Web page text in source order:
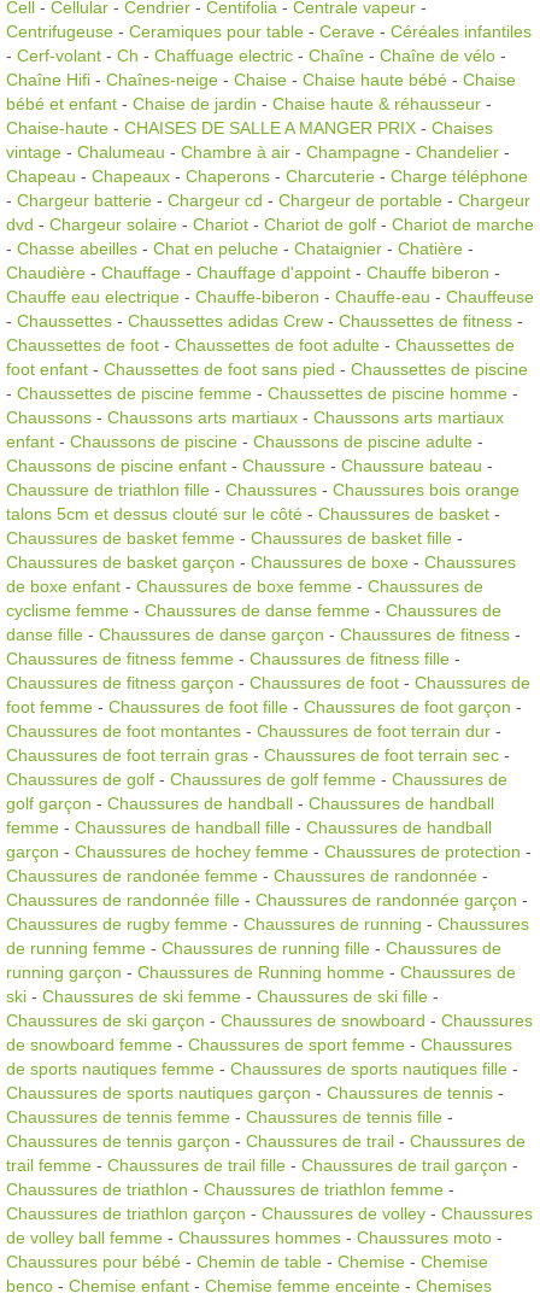
Cell - Cellular - Cendrier - Centifolia - Centrale vapeur -
Centrifugeuse - Ceramiques pour table - Cerave - Céréales infantiles
- Cerf-volant - Ch - Chaffuage electric - Chaîne - Chaîne de vélo -
Chaîne Hifi - Chaînes-neige - Chaise - Chaise haute bébé - Chaise
bébé et enfant - Chaise de jardin - Chaise haute & réhausseur -
Chaise-haute - CHAISES DE SALLE A MANGER PRIX - Chaises
vintage - Chalumeau - Chambre à air - Champagne - Chandelier -
Chapeau - Chapeaux - Chaperons - Charcuterie - Charge téléphone
- Chargeur batterie - Chargeur cd - Chargeur de portable - Chargeur
dvd - Chargeur solaire - Chariot - Chariot de golf - Chariot de marche
- Chasse abeilles - Chat en peluche - Chataignier - Chatière -
Chaudière - Chauffage - Chauffage d'appoint - Chauffe biberon -
Chauffe eau electrique - Chauffe-biberon - Chauffe-eau - Chauffeuse
- Chaussettes - Chaussettes adidas Crew - Chaussettes de fitness -
Chaussettes de foot - Chaussettes de foot adulte - Chaussettes de
foot enfant - Chaussettes de foot sans pied - Chaussettes de piscine
- Chaussettes de piscine femme - Chaussettes de piscine homme -
Chaussons - Chaussons arts martiaux - Chaussons arts martiaux
enfant - Chaussons de piscine - Chaussons de piscine adulte -
Chaussons de piscine enfant - Chaussure - Chaussure bateau -
Chaussure de triathlon fille - Chaussures - Chaussures bois orange
talons 5cm et dessus clouté sur le côté - Chaussures de basket -
Chaussures de basket femme - Chaussures de basket fille -
Chaussures de basket garçon - Chaussures de boxe - Chaussures
de boxe enfant - Chaussures de boxe femme - Chaussures de
cyclisme femme - Chaussures de danse femme - Chaussures de
danse fille - Chaussures de danse garçon - Chaussures de fitness -
Chaussures de fitness femme - Chaussures de fitness fille -
Chaussures de fitness garçon - Chaussures de foot - Chaussures de
foot femme - Chaussures de foot fille - Chaussures de foot garçon -
Chaussures de foot montantes - Chaussures de foot terrain dur -
Chaussures de foot terrain gras - Chaussures de foot terrain sec -
Chaussures de golf - Chaussures de golf femme - Chaussures de
golf garçon - Chaussures de handball - Chaussures de handball
femme - Chaussures de handball fille - Chaussures de handball
garçon - Chaussures de hochey femme - Chaussures de protection -
Chaussures de randonée femme - Chaussures de randonnée -
Chaussures de randonnée fille - Chaussures de randonnée garçon -
Chaussures de rugby femme - Chaussures de running - Chaussures
de running femme - Chaussures de running fille - Chaussures de
running garçon - Chaussures de Running homme - Chaussures de
ski - Chaussures de ski femme - Chaussures de ski fille -
Chaussures de ski garçon - Chaussures de snowboard - Chaussures
de snowboard femme - Chaussures de sport femme - Chaussures
de sports nautiques femme - Chaussures de sports nautiques fille -
Chaussures de sports nautiques garçon - Chaussures de tennis -
Chaussures de tennis femme - Chaussures de tennis fille -
Chaussures de tennis garçon - Chaussures de trail - Chaussures de
trail femme - Chaussures de trail fille - Chaussures de trail garçon -
Chaussures de triathlon - Chaussures de triathlon femme -
Chaussures de triathlon garçon - Chaussures de volley - Chaussures
de volley ball femme - Chaussures hommes - Chaussures moto -
Chaussures pour bébé - Chemin de table - Chemise - Chemise
benco - Chemise enfant - Chemise femme enceinte - Chemises